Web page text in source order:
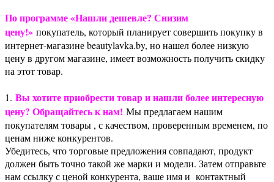
По программе «Нашли дешевле? Снизим
цену!» покупатель, который планирует совершить покупку в
интернет-магазине beautylavka.by, но нашел более низкую
цену в другом магазине, имеет возможность получить скидку
на этот товар.
1. Вы хотите приобрести товар и нашли более интересную
цену? Обращайтесь к нам! Мы предлагаем нашим
покупателям товары , с качеством, проверенным временем, по
ценам ниже конкурентов.
Убедитесь, что торговые предложения совпадают, продукт
должен быть точно такой же марки и модели. Затем отправьте
нам ссылку с ценой конкурента, ваше имя и контактный